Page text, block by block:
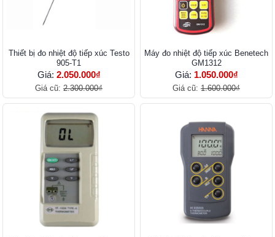
Thiết bị đo nhiệt độ tiếp xúc Testo
905-T1
Giá: 2.050.000₫
Giá cũ: 2.300.000₫
Máy đo nhiệt độ tiếp xúc Benetech
GM1312
Giá: 1.050.000₫
Giá cũ: 1.600.000₫